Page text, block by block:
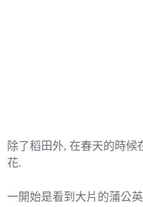
除了稻田外, 在春天的時
花.
一開始是看到大片的蒲公